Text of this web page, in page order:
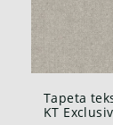
Tapeta
KT